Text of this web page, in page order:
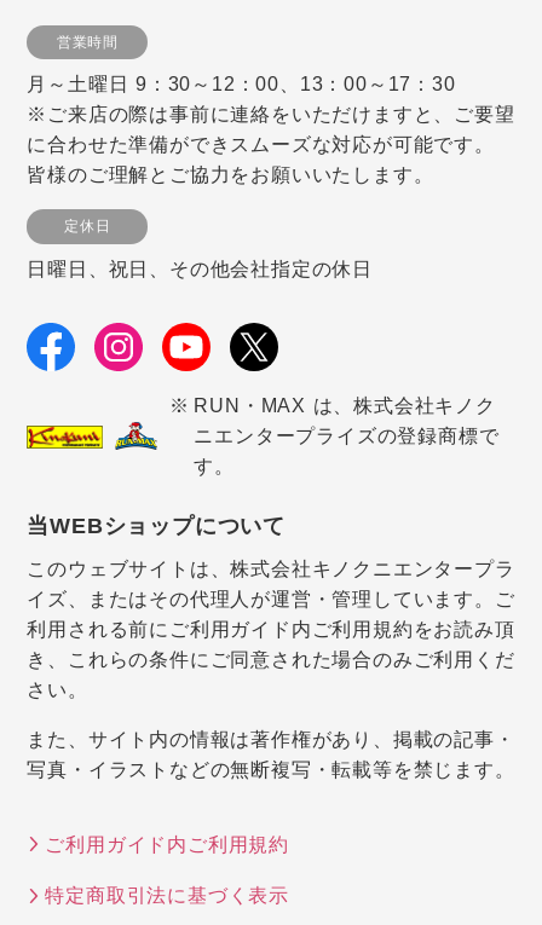
営業時間
月～土曜日 9：30～12：00、13：00～17：30
※ご来店の際は事前に連絡をいただけますと、ご要望
に合わせた準備ができスムーズな対応が可能です。
皆様のご理解とご協力をお願いいたします。
定休日
日曜日、祝日、その他会社指定の休日
RUN・MAX は、株式会社キノク
ニエンタープライズの登録商標で
す。
当WEBショップについて
このウェブサイトは、株式会社キノクニエンタープラ
イズ、またはその代理人が運営・管理しています。ご
利用される前にご利用ガイド内ご利用規約をお読み頂
き、これらの条件にご同意された場合のみご利用くだ
さい。
また、サイト内の情報は著作権があり、掲載の記事・
写真・イラストなどの無断複写・転載等を禁じます。
ご利用ガイド内ご利用規約
特定商取引法に基づく表示